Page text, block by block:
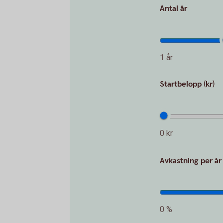
Antal år
1 år
Startbelopp (kr)
0 kr
Avkastning per år
0 %